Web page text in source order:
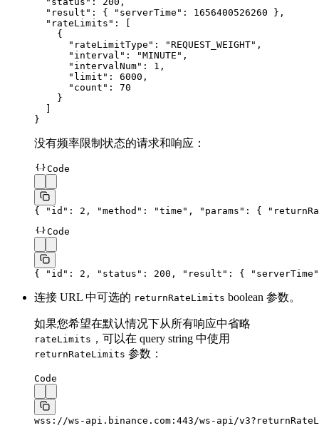
  "result"
: { "serverTime" : 1656400526260 },
  "rateLimits"
: [
    {
      "rateLimitType"
: "REQUEST_WEIGHT" ,
      "interval"
: "MINUTE" ,
      "intervalNum"
: 1 ,
      "limit"
: 6000 ,
      "count"
: 70
    }
}
没有频率限制状态的请求和响应：
Code
{ "id" : 2 , "method" : "time" , "params" : {
Code
{ "id" : 2 , "status" : 200 , "result" : { "serverTime"
连接 URL 中可选的 returnRateLimits boolean 参数。
如果您希望在默认情况下从所有响应中省略
rateLimits ，可以在 query string 中使用
returnRateLimits 参数：
Code
wss://ws-api.binance.com:443/ws-api/